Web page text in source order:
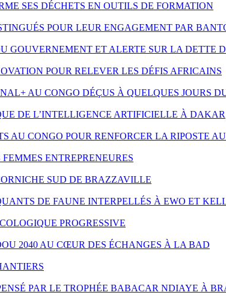
SES DÉCHETS EN OUTILS DE FORMATION
POUR LEUR ENGAGEMENT PAR
GOUVERNEMENT ET ALERTE SUR LA DETTE
POUR RELEVER LES DÉFIS AFRICAINS
AU CONGO DÉÇUS À QUELQUES JOURS
DE L’INTELLIGENCE ARTIFICIELLE À DAKAR
AU CONGO POUR RENFORCER LA RIPOSTE
ENTREPRENEURES
SUD DE BRAZZAVILLE
DE FAUNE INTERPELLÉS À EWO ET
PROGRESSIVE
2040 AU CŒUR DES ÉCHANGES À LA BAD
PAR LE TROPHÉE BABACAR NDIAYE À